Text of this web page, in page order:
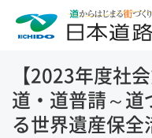
【2023年度社
道・道普請～
る世界遺産保全